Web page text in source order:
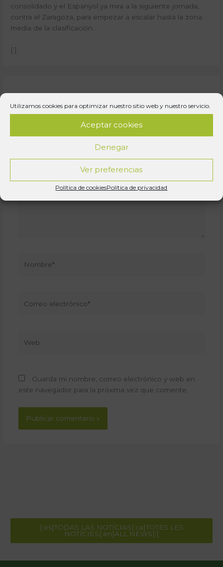
Utilizamos cookies para optimizar nuestro sitio web y nuestro servicio.
Aceptar cookies
Denegar
Ver preferencias
Política de cookiesPolítica de privacidad
consolidado y el Espanyol ya mira a la siguiente jornada,
contra el Zaragoza, para empezar a escalar hasta la zona
media de la clasificación.
[:]
Tu dirección de correo electrónico no será publicada.
Los campos obligatorios están marcados con
electrónico*
Guarda mi nombre, correo electrónico y web en
este navegador para la próxima vez que comente.
[:es]TODAS LAS NOTÍCIAS[:ca]TOTES LES
NOTÍCIES[:en]ALL NEWS[:]